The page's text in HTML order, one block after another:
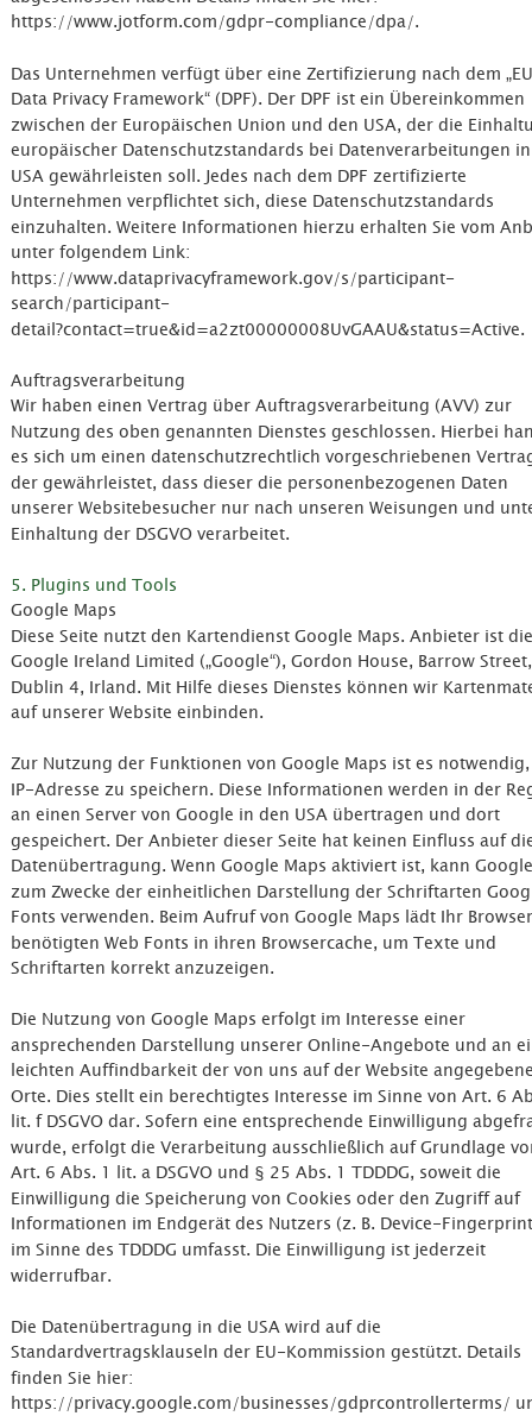
https://www.jotform.com/gdpr-compliance/dpa/.
Das Unternehmen verfügt über eine Zertifizierung nach dem
Data Privacy Framework“ (DPF). Der DPF ist ein Übereinkommen
zwischen der Europäischen Union und den USA, der die
europäischer Datenschutzstandards bei Datenverarbeitungen
USA gewährleisten soll. Jedes nach dem DPF zertifizierte
Unternehmen verpflichtet sich, diese Datenschutzstandards
einzuhalten. Weitere Informationen hierzu erhalten Sie vom
unter folgendem Link:
https://www.dataprivacyframework.gov/s/participant-
search/participant-
detail?contact=true&id=a2zt00000008UvGAAU&status=Active.
Auftragsverarbeitung
Wir haben einen Vertrag über Auftragsverarbeitung (AVV) zur
Nutzung des oben genannten Dienstes geschlossen. Hierbei
es sich um einen datenschutzrechtlich vorgeschriebenen
der gewährleistet, dass dieser die personenbezogenen Daten
unserer Websitebesucher nur nach unseren Weisungen und
Einhaltung der DSGVO verarbeitet.
5. Plugins und Tools
Google Maps
Diese Seite nutzt den Kartendienst Google Maps. Anbieter ist
Google Ireland Limited („Google“), Gordon House, Barrow
Dublin 4, Irland. Mit Hilfe dieses Dienstes können wir
auf unserer Website einbinden.
Zur Nutzung der Funktionen von Google Maps ist es
IP-Adresse zu speichern. Diese Informationen werden in der
an einen Server von Google in den USA übertragen und dort
gespeichert. Der Anbieter dieser Seite hat keinen Einfluss auf
Datenübertragung. Wenn Google Maps aktiviert ist, kann
zum Zwecke der einheitlichen Darstellung der Schriftarten
Fonts verwenden. Beim Aufruf von Google Maps lädt Ihr
benötigten Web Fonts in ihren Browsercache, um Texte und
Schriftarten korrekt anzuzeigen.
Die Nutzung von Google Maps erfolgt im Interesse einer
ansprechenden Darstellung unserer Online-Angebote und an
leichten Auffindbarkeit der von uns auf der Website
Orte. Dies stellt ein berechtigtes Interesse im Sinne von Art. 6
lit. f DSGVO dar. Sofern eine entsprechende Einwilligung
wurde, erfolgt die Verarbeitung ausschließlich auf Grundlage
Art. 6 Abs. 1 lit. a DSGVO und § 25 Abs. 1 TDDDG, soweit die
Einwilligung die Speicherung von Cookies oder den Zugriff auf
Informationen im Endgerät des Nutzers (z. B. Device-
im Sinne des TDDDG umfasst. Die Einwilligung ist jederzeit
widerrufbar.
Die Datenübertragung in die USA wird auf die
Standardvertragsklauseln der EU-Kommission gestützt. Details
finden Sie hier:
https://privacy.google.com/businesses/gdprcontrollerterms/